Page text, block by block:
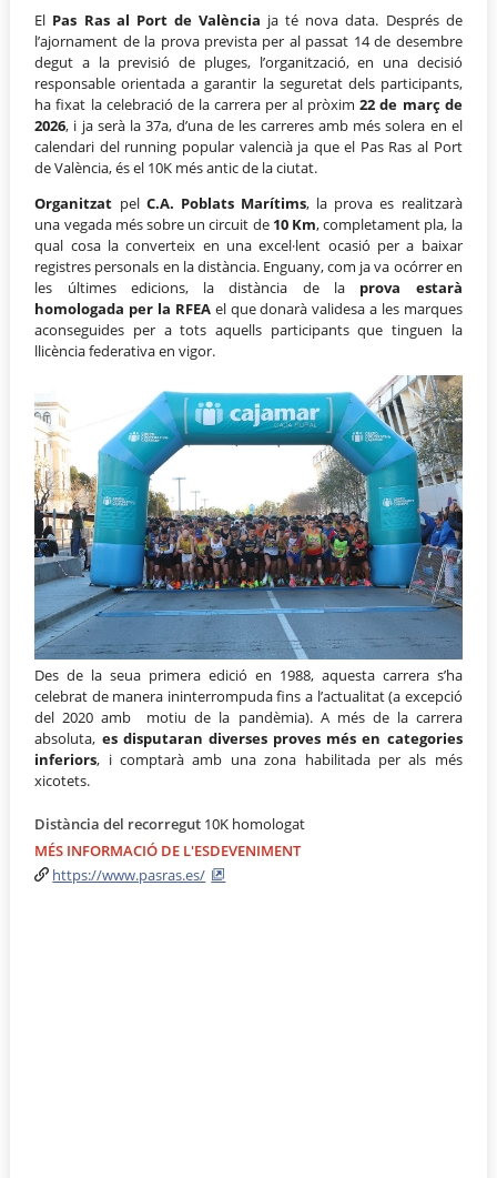
El Pas Ras al Port de València ja té nova data. Després de
l’ajornament de la prova prevista per al passat 14 de desembre
degut a la previsió de pluges, l’organització, en una decisió
responsable orientada a garantir la seguretat dels participants,
ha fixat la celebració de la carrera per al pròxim22 de març de
2026, i ja serà la 37a, d’una de les carreres amb més solera en el
calendari del running popular valencià ja que el Pas Ras al Port
de València, és el 10K més antic de la ciutat.
Organitzat pel C.A. Poblats Marítims, la prova es realitzarà
una vegada més sobre un circuit de 10 Km, completament pla, la
qual cosa la converteix en una excel·lent ocasió per a baixar
registres personals en la distància. Enguany, com ja va ocórrer en
les últimes edicions, la distància de la prova estarà
homologada per la RFEAel que donarà validesa a les marques
aconseguides per a tots aquells participants que tinguen la
llicència federativa en vigor.
Des de la seua primera edició en 1988, aquesta carrera s’ha
celebrat de manera ininterrompuda fins a l’actualitat (a excepció
del 2020 amb motiu de la pandèmia). A més de la carrera
absoluta, es disputaran diverses proves més en categories
inferiors, i comptarà amb una zona habilitada per als més
xicotets.
Distància del recorregut 10K homologat
MÉS INFORMACIÓ DE L'ESDEVENIMENT
https://www.pasras.es/